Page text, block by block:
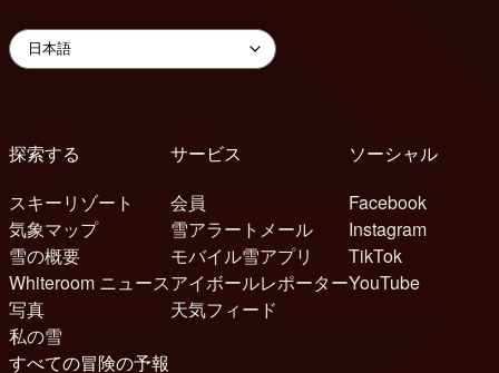
探索する
スキーリゾート
気象マップ
雪の概要
Whiteroom ニュース
写真
私の雪
サービス
会員
雪アラートメール
モバイル雪アプリ
アイボールレポーター
天気フィード
ソーシャル
Facebook
Instagram
TikTok
YouTube
すべての冒険の予報